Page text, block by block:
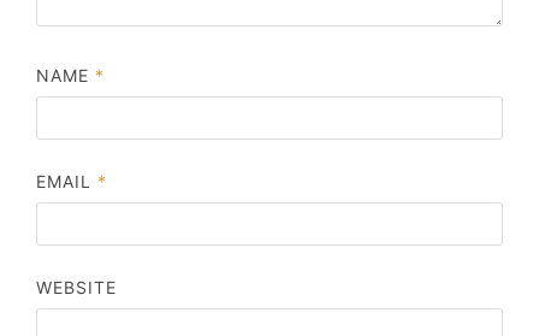
NAME *
EMAIL *
WEBSITE